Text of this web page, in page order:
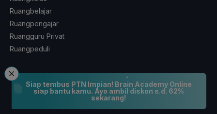
Siap tembus PTN Impian! Brain Academy Online
siap bantu kamu. Ayo ambil diskon s.d. 62%
sekarang!
Ruangbelajar
Ruangpengajar
Ruangguru Privat
Ruangpeduli
Coba GRATIS Aplikasi Ruangguru